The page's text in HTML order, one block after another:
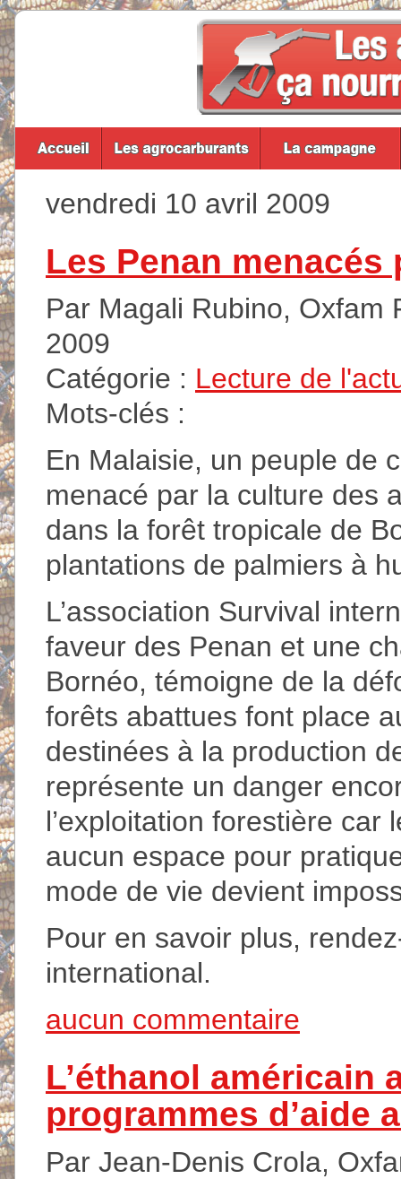
vendredi 10 avril 2009
Les Penan
Par Magali Rubino, Oxfam
2009
Catégorie : Lecture de
Mots-clés :
En Malaisie, un peuple de
menacé par la culture des
dans la forêt tropicale de
plantations de palmiers à
L’association Survival
faveur des Penan et une
Bornéo, témoigne de la
forêts abattues font place
destinées à la production
représente un danger
l’exploitation forestière
aucun espace pour
mode de vie devient
Pour en savoir plus,
international.
aucun commentaire
L’éthanol américain
programmes d’aide
Par Jean-Denis Crola,